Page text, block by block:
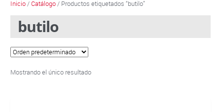
Inicio/Catálogo/ Productos etiquetados “butilo”
butilo
Mostrando el único resultado